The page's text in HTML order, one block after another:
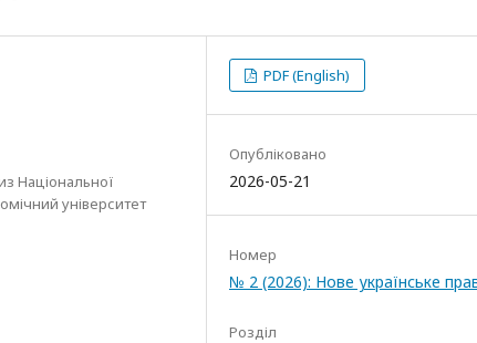
Національної
університет
PDF (English)
Опубліковано
2026-05-21
Номер
№ 2 (2026): Нове українське
Розділ